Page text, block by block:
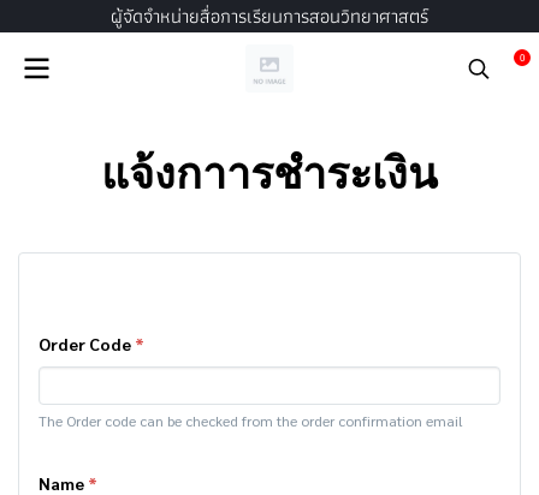
ผู้จัดจำหน่ายสื่อการเรียนการสอนวิทยาศาสตร์
0
แจ้งกาารชำระเงิน
Order Code *
The Order code can be checked from the order confirmation email
Name *